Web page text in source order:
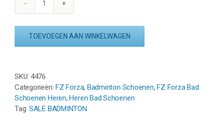
FZ
M
/
GOUD
aantal
TOEVOEGEN AAN WINKELWAGEN
SKU: 4476
Categorieën:FZ Forza, Badminton Schoenen,FZ Forza Bad
Schoenen Heren,Heren Bad Schoenen
Tag: SALE BADMINTON